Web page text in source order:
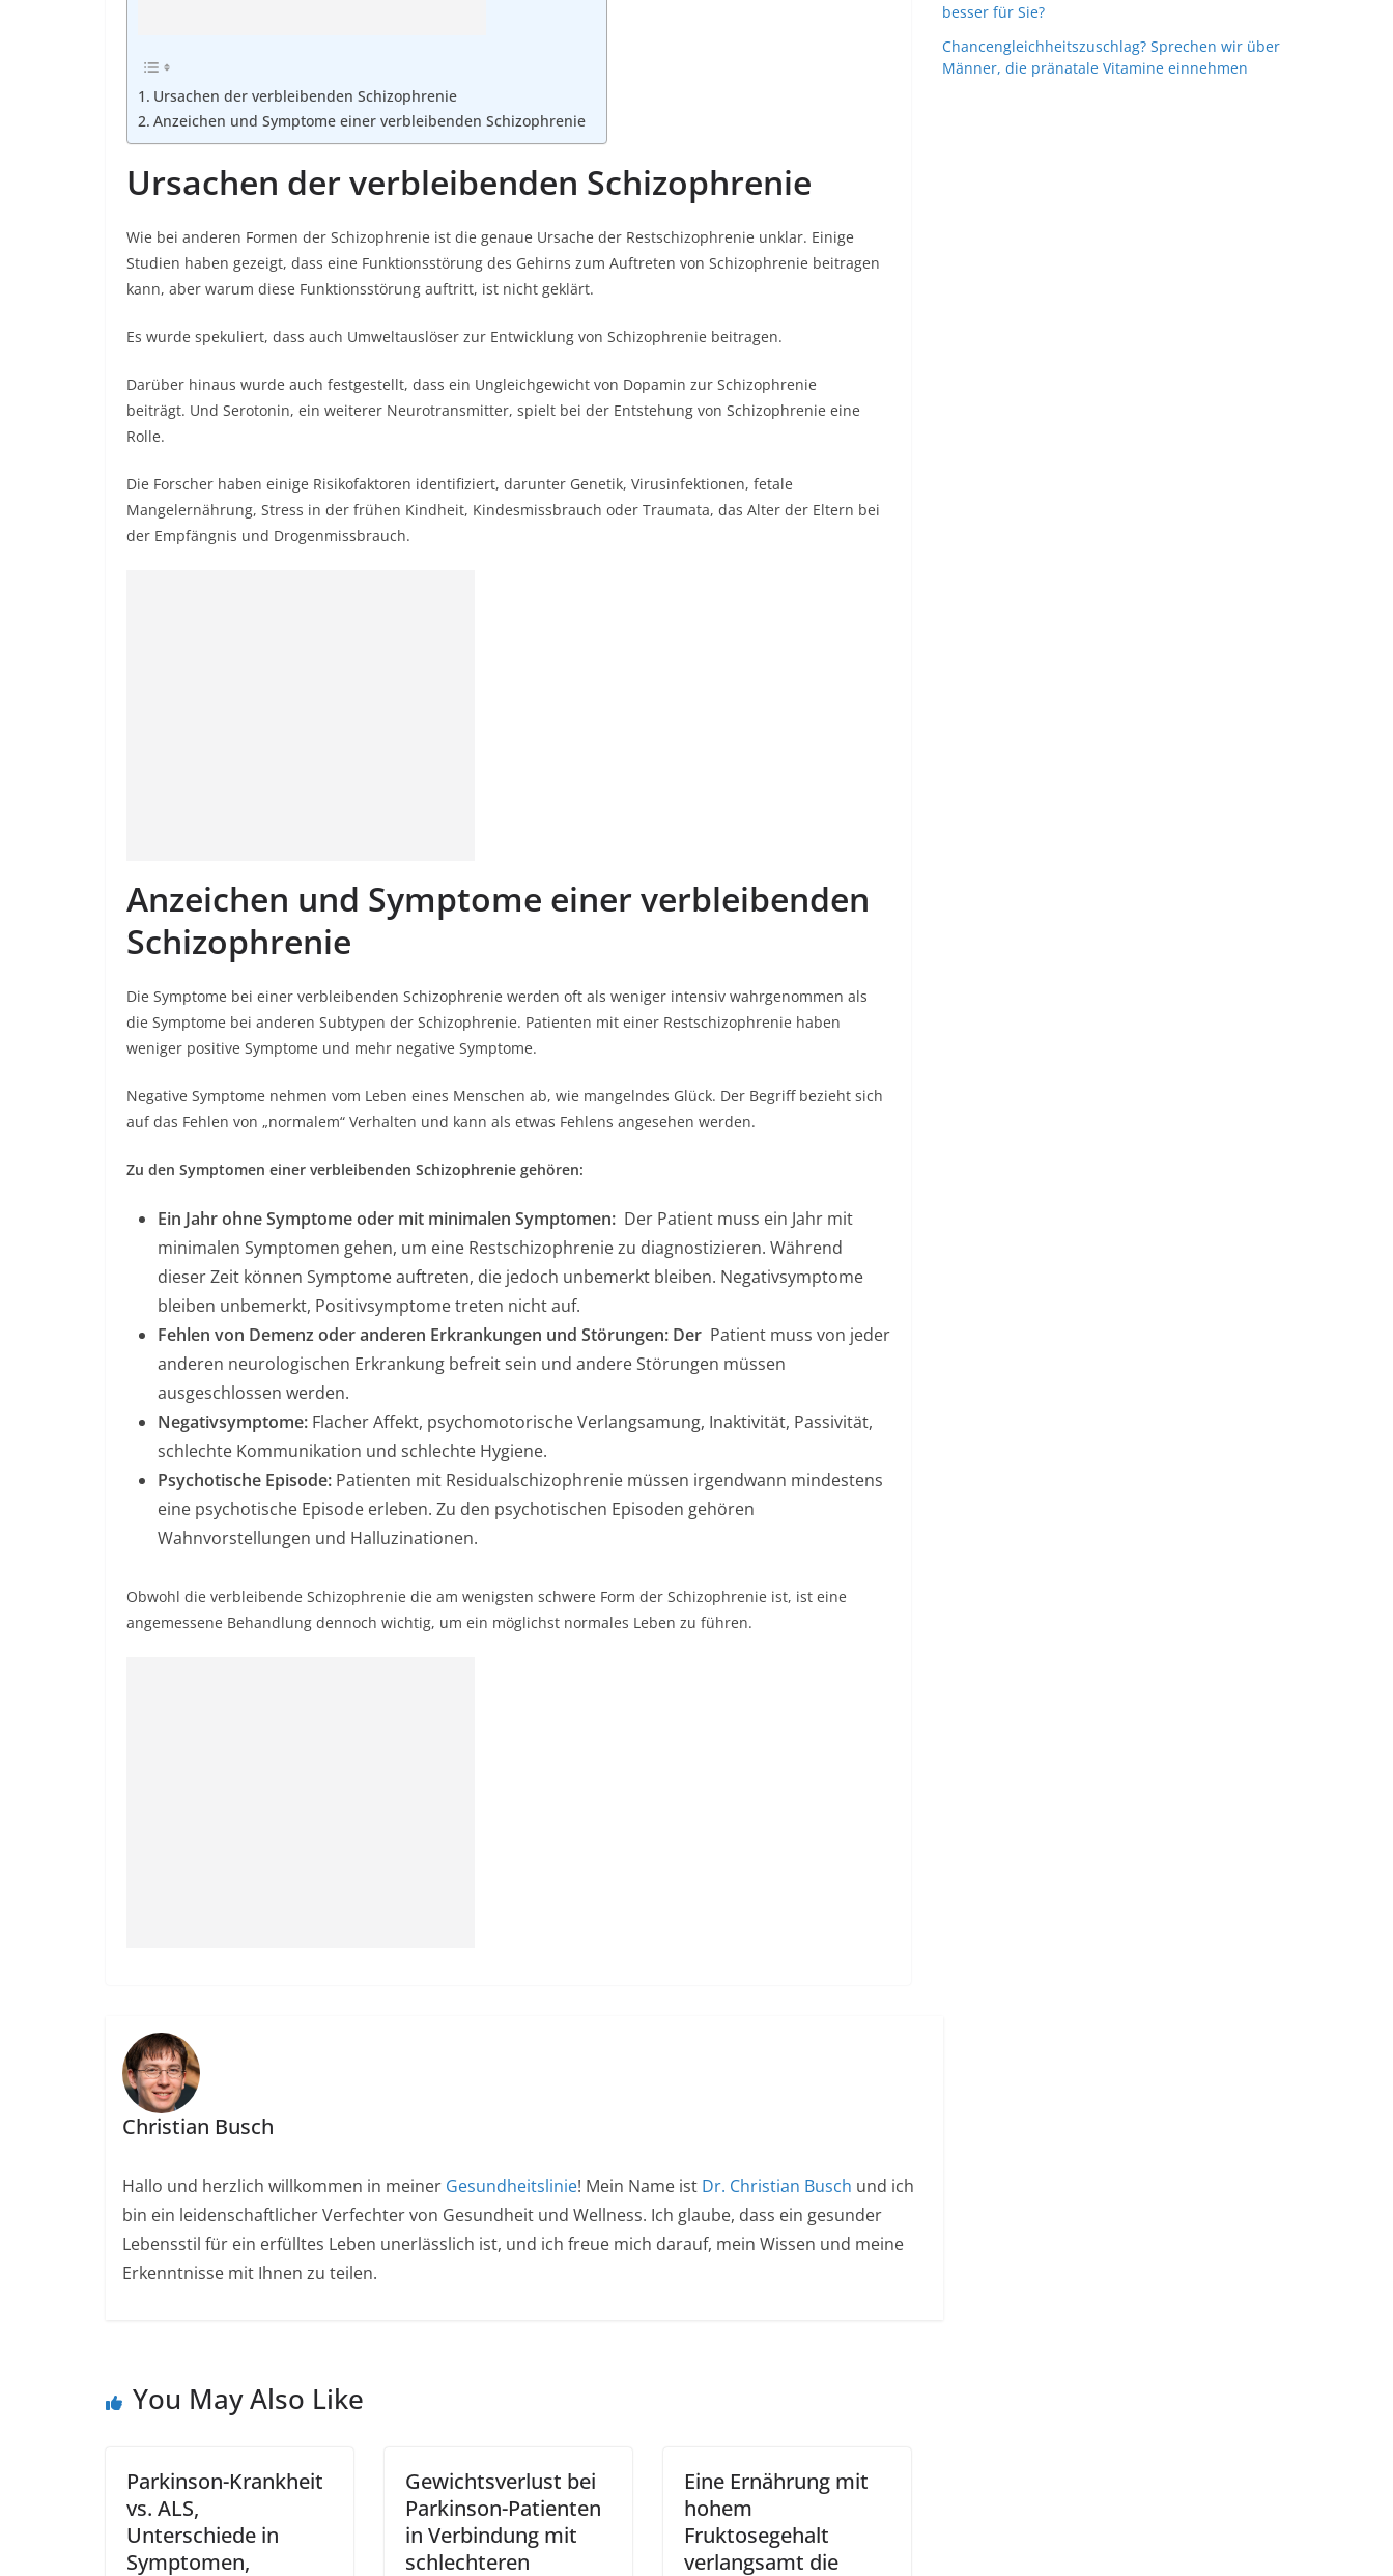
Ursachen der verbleibenden Schizophrenie
Anzeichen und Symptome einer verbleibenden Schizophrenie
Ursachen der verbleibenden Schizophrenie
Wie bei anderen Formen der Schizophrenie ist die genaue Ursache der Restschizophrenie unklar. Einige
Studien haben gezeigt, dass eine Funktionsstörung des Gehirns zum Auftreten von Schizophrenie beitragen
kann, aber warum diese Funktionsstörung auftritt, ist nicht geklärt.
Es wurde spekuliert, dass auch Umweltauslöser zur Entwicklung von Schizophrenie beitragen.
Darüber hinaus wurde auch festgestellt, dass ein Ungleichgewicht von Dopamin zur Schizophrenie
beiträgt. Und Serotonin, ein weiterer Neurotransmitter, spielt bei der Entstehung von Schizophrenie eine
Rolle.
Die Forscher haben einige Risikofaktoren identifiziert, darunter Genetik, Virusinfektionen, fetale
Mangelernährung, Stress in der frühen Kindheit, Kindesmissbrauch oder Traumata, das Alter der Eltern bei
der Empfängnis und Drogenmissbrauch.
Anzeichen und Symptome einer verbleibenden
Schizophrenie
Die Symptome bei einer verbleibenden Schizophrenie werden oft als weniger intensiv wahrgenommen als
die Symptome bei anderen Subtypen der Schizophrenie. Patienten mit einer Restschizophrenie haben
weniger positive Symptome und mehr negative Symptome.
Negative Symptome nehmen vom Leben eines Menschen ab, wie mangelndes Glück. Der Begriff bezieht sich
auf das Fehlen von „normalem“ Verhalten und kann als etwas Fehlens angesehen werden.
Zu den Symptomen einer verbleibenden Schizophrenie gehören:
Ein Jahr ohne Symptome oder mit minimalen Symptomen: Der Patient muss ein Jahr mit
minimalen Symptomen gehen, um eine Restschizophrenie zu diagnostizieren. Während
dieser Zeit können Symptome auftreten, die jedoch unbemerkt bleiben. Negativsymptome
bleiben unbemerkt, Positivsymptome treten nicht auf.
Fehlen von Demenz oder anderen Erkrankungen und Störungen: Der Patient muss von jeder
anderen neurologischen Erkrankung befreit sein und andere Störungen müssen
ausgeschlossen werden.
Negativsymptome: Flacher Affekt, psychomotorische Verlangsamung, Inaktivität, Passivität,
schlechte Kommunikation und schlechte Hygiene.
Psychotische Episode: Patienten mit Residualschizophrenie müssen irgendwann mindestens
eine psychotische Episode erleben. Zu den psychotischen Episoden gehören
Wahnvorstellungen und Halluzinationen.
Obwohl die verbleibende Schizophrenie die am wenigsten schwere Form der Schizophrenie ist, ist eine
angemessene Behandlung dennoch wichtig, um ein möglichst normales Leben zu führen.
Christian Busch
Hallo und herzlich willkommen in meinerGesundheitslinie! Mein Name ist Dr. Christian Busch und ich
bin ein leidenschaftlicher Verfechter von Gesundheit und Wellness. Ich glaube, dass ein gesunder
Lebensstil für ein erfülltes Leben unerlässlich ist, und ich freue mich darauf, mein Wissen und meine
Erkenntnisse mit Ihnen zu teilen.
You May Also Like
Parkinson-Krankheit
vs. ALS,
Unterschiede in
Symptomen,
Gewichtsverlust bei
Parkinson-Patienten
in Verbindung mit
schlechteren
Eine Ernährung mit
hohem
Fruktosegehalt
verlangsamt die
besser für Sie?
Chancengleichheitszuschlag? Sprechen wir über
Männer, die pränatale Vitamine einnehmen